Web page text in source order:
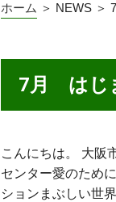
ホーム ＞ NEWS
7月 はじ
こんにちは。 大阪
センター愛のため
ションまぶしい世